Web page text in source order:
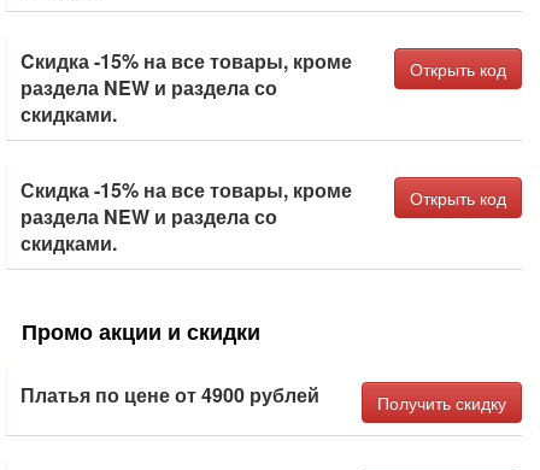
Cкидка -15% на все товары, кроме
раздела NEW и раздела со
скидками.
Открыть код
Скидка -15% на все товары, кроме
раздела NEW и раздела со
скидками.
Открыть код
Промо акции и скидки
Платья по цене от 4900 рублей Получить скидку